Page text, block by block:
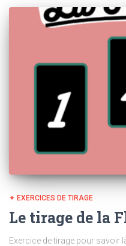
✦ EXERCICES DE TIRAGE
Le tirage de la
Exercice de tirage pour savoir